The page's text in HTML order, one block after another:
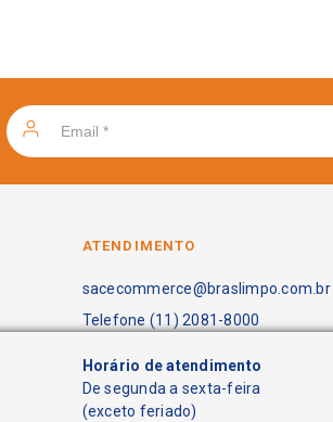
ATENDIMENTO
sacecommerce@braslimpo.com.br
Telefone (11) 2081-8000
Horário de atendimento
De segunda a sexta-feira
(exceto feriado)